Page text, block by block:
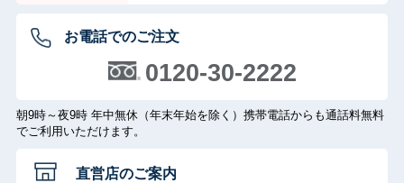
お電話でのご注文
0120-30-2222
朝9時～夜9時 年中無休（年末年始を除く）携帯電話からも通話料無料
でご利用いただけます。
直営店のご案内